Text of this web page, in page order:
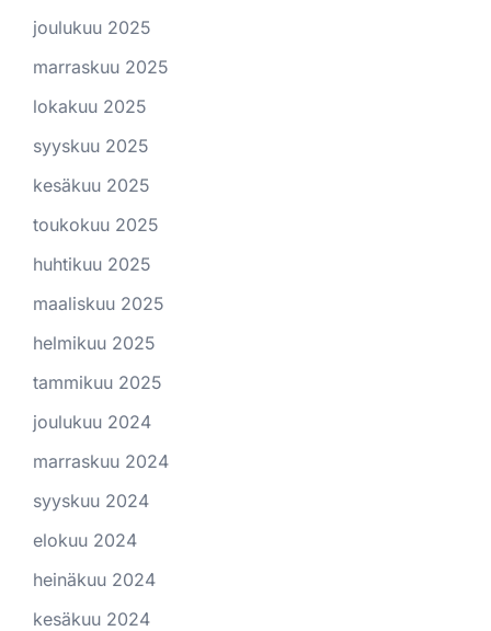
joulukuu 2025
marraskuu 2025
lokakuu 2025
syyskuu 2025
kesäkuu 2025
toukokuu 2025
huhtikuu 2025
maaliskuu 2025
helmikuu 2025
tammikuu 2025
joulukuu 2024
marraskuu 2024
syyskuu 2024
elokuu 2024
heinäkuu 2024
kesäkuu 2024